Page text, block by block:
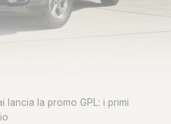
lancia la promo GPL: i primi